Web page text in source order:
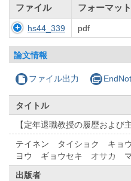
ファイル フォーマット
hs44_339 pdf
論文情報
ファイル出力
タイトル
【定年退職教授の履歴およ
テイネン タイショク キ
ヨウ ギョウセキ オサカ
出版者